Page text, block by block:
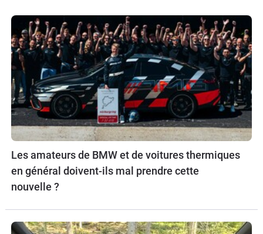
Les amateurs de BMW et de voitures thermiques
en général doivent-ils mal prendre cette
nouvelle ?